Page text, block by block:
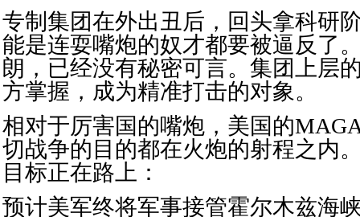
专制集团在外出丑后，回头拿科研
能是连耍嘴炮的奴才都要被逼反了
朗，已经没有秘密可言。集团上层
方掌握，成为精准打击的对象。
相对于厉害国的嘴炮，美国的
切战争的目的都在火炮的射程之内
目标正在路上：
预计美军终将军事接管霍尔木兹海